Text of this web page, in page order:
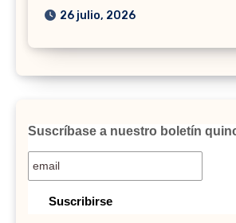
26 julio, 2026
Suscríbase a nuestro boletín